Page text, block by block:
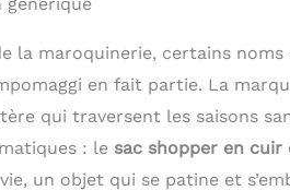
la maroquinerie, certains
en fait partie. La
qui traversent les saisons
: le sac shopper en cuir
un objet qui se patine et